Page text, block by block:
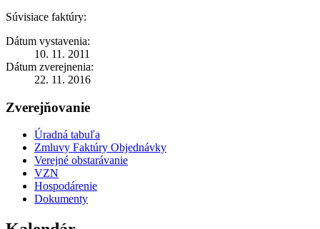
Súvisiace faktúry:
Dátum vystavenia:
10. 11. 2011
Dátum zverejnenia:
22. 11. 2016
Zverejňovanie
Úradná tabuľa
Zmluvy Faktúry Objednávky
Verejné obstarávanie
VZN
Hospodárenie
Dokumenty